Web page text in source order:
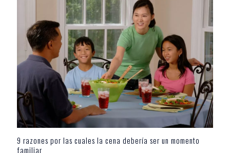
9 razones por las cuales la cena debería ser un momento
familiar